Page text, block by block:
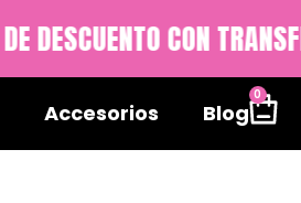
CON
Accesorios Blog
0